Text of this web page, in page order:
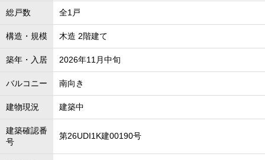
総戸数 全1戸
構造・規模 木造 2階建て
築年・入居 2026年11月中旬
バルコニー 南向き
建物現況 建築中
建築確認番
号
第26UDI1K建00190号